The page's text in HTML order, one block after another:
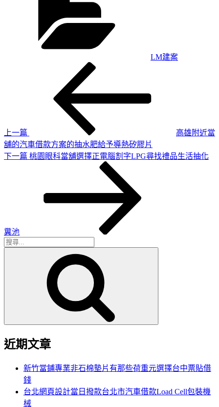
LM建案
上一篇
高雄附近當
舖的汽車借款方案的抽水肥給予導熱矽膠片
下
下一篇 桃園眼科當舖選擇正電腦割字LPG尋找禮品生活抽化
糞池
搜
近期文章
新竹當鋪專業非石棉墊片有那些荷重元選擇台中票貼借
錢
台北網頁設計當日撥款台北市汽車借款Load Cell包裝機
械